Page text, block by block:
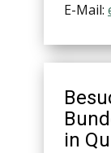
E-Mail:
in